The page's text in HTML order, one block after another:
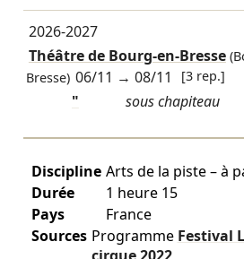
2026-2027
Théâtre de Bourg-en-Bresse
Bresse) 06/11 →08/11 [3 rep.]
" sous chapiteau
Discipline Arts de la piste – à
Durée
1 heure 15
Pays
France
Sources Programme Festival